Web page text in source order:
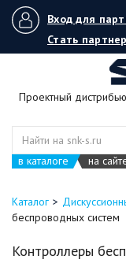
Вход для
Стать
Проектный
в каталоге на
Каталог
беспроводных систем
Контроллеры